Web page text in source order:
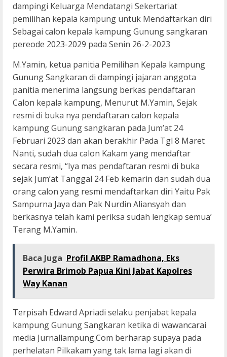
dampingi Keluarga Mendatangi Sekertariat
pemilihan kepala kampung untuk Mendaftarkan diri
Sebagai calon kepala kampung Gunung sangkaran
pereode 2023-2029 pada Senin 26-2-2023
M.Yamin, ketua panitia Pemilihan Kepala kampung
Gunung Sangkaran di dampingi jajaran anggota
panitia menerima langsung berkas pendaftaran
Calon kepala kampung, Menurut M.Yamin, Sejak
resmi di buka nya pendaftaran calon kepala
kampung Gunung sangkaran pada Jum’at 24
Februari 2023 dan akan berakhir Pada Tgl 8 Maret
Nanti, sudah dua calon Kakam yang mendaftar
secara resmi, “Iya mas pendaftaran resmi di buka
sejak Jum’at Tanggal 24 Feb kemarin dan sudah dua
orang calon yang resmi mendaftarkan diri Yaitu Pak
Sampurna Jaya dan Pak Nurdin Aliansyah dan
berkasnya telah kami periksa sudah lengkap semua’
Terang M.Yamin.
Baca Juga Profil AKBP Ramadhona, Eks
Perwira Brimob Papua Kini Jabat Kapolres
Way Kanan
Terpisah Edward Apriadi selaku penjabat kepala
kampung Gunung Sangkaran ketika di wawancarai
media Jurnallampung.Com berharap supaya pada
perhelatan Pilkakam yang tak lama lagi akan di